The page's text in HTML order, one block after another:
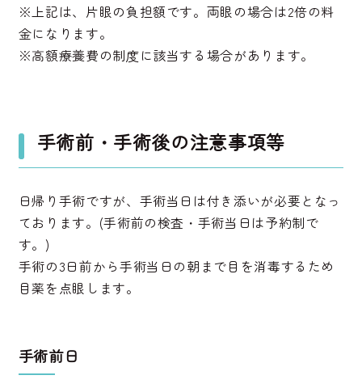
※上記は、片眼の負担額です。両眼の場合は2倍の料
金になります。
※高額療養費の制度に該当する場合があります。
手術前・手術後の注意事項等
日帰り手術ですが、手術当日は付き添いが必要となっ
ております。(手術前の検査・手術当日は予約制で
す。)
手術の3日前から手術当日の朝まで目を消毒するため
目薬を点眼します。
手術前日